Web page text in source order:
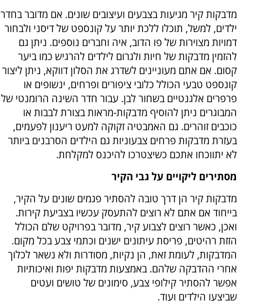
מדבקות קיר מגיעות בצבעים ועיצובים שונים. אם מדובר בחדר
ילדים, למשל, תוכלו ללכת יותר על קונספט של דיסני ולבחור
דמויות מצוירות של פו הדוב, איה וחברים נוספים. ניתן גם
להזמין מדבקות של חיות ולגרום לילדים להרגיש כמו ביער
קסום. אם אתם מעוניינים לשדרג את הסלון דווקא, ניתן ליצור
קונספט טבעי הכולל כלובי ציפורים ופרחים, ינשופים או
פרפרים אלגנטיים בשחור לבן. עבור חדר השינה הרומנטי של
המבוגרים ניתן להוסיף מדבקות-מראות בצורת לבבות או
כוכבים זוהרים. גם האמבטיה זקוקה למעט ריענון לפעמים,
בעזרת מדבקות פרחים צבעוניות גם הילדים הסרבנים ביותר
לא יתווכחו אתכם כשיצטרכו להיכנס למקלחת.
מסתירים ליקויים על גבי הקיר
מדבקות קיר הן דרך טובה להסתיר פגמים שונים על הקיר,
בייחוד אם אתם לא רוצים להתעסק עכשיו בצביעת קירות.
ואכן, כאשר רוצים לצבוע קיר, מדובר בפרויקט שלם הכולל
הזזת רהיטים, פריסת עיתונים ישנים וכתמי צבע בכל מקום.
המדבקות, לעומת זאת, הן נקיות, מסודרות ולא נשאר לכלוך
אחרי ההדבקה שלהם. באמצעות מדבקות יפות ואיכותיות
אפשר להסתיר קילופי צבע, סימונים של טושים ועטים
שביצעו הילדים ועוד.